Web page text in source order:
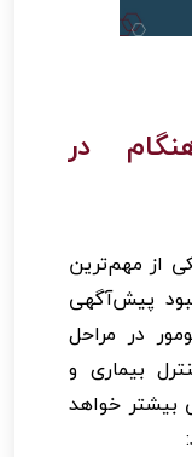
در
از مهم‌ترین
پیش‌آگهی
در مراحل
بیماری و
بیشتر خواهد